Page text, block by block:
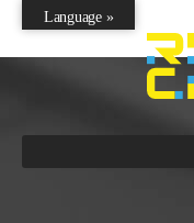
Language »